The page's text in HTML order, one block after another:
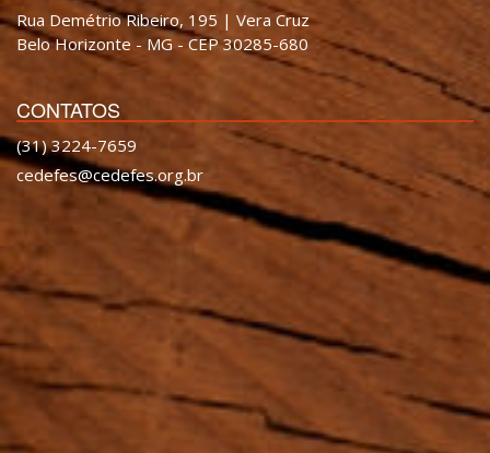
Rua Demétrio Ribeiro, 195 | Vera Cruz
Belo Horizonte - MG - CEP 30285-680
CONTATOS
(31) 3224-7659
cedefes@cedefes.org.br